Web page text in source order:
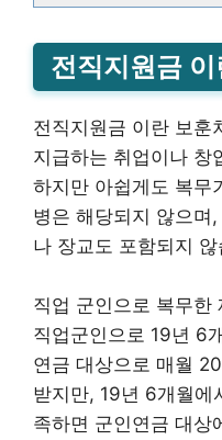
전직지원금 이
전직지원금 이란 보훈
지급하는 취업이나 창
하지만 아쉽게도 복무
병은 해당되지 않으며
나 장교도 포함되지 않
직업 군인으로 복무한
직업군인으로 19년 6
연금 대상으로 매월
받지만, 19년 6개월에
족하면 군인연금 대상